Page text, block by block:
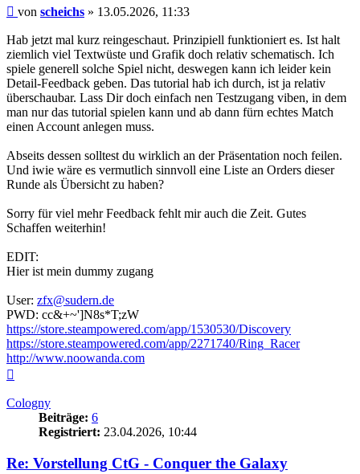
Beitrag
von scheichs » 13.05.2026, 11:33
Hab jetzt mal kurz reingeschaut. Prinzipiell funktioniert es. Ist halt
ziemlich viel Textwüste und Grafik doch relativ schematisch. Ich
spiele generell solche Spiel nicht, deswegen kann ich leider kein
Detail-Feedback geben. Das tutorial hab ich durch, ist ja relativ
überschaubar. Lass Dir doch einfach nen Testzugang viben, in dem
man nur das tutorial spielen kann und ab dann fürn echtes Match
einen Account anlegen muss.
Abseits dessen solltest du wirklich an der Präsentation noch feilen.
Und iwie wäre es vermutlich sinnvoll eine Liste an Orders dieser
Runde als Übersicht zu haben?
Sorry für viel mehr Feedback fehlt mir auch die Zeit. Gutes
Schaffen weiterhin!
EDIT:
Hier ist mein dummy zugang
User: zfx@sudern.de
PWD: cc&+~']N8s*T;zW
https://store.steampowered.com/app/1530530/Discovery
https://store.steampowered.com/app/2271740/Ring_Racer
http://www.noowanda.com
Cologny
Beiträge: 6
Registriert: 23.04.2026, 10:44
Re: Vorstellung CtG - Conquer the Galaxy